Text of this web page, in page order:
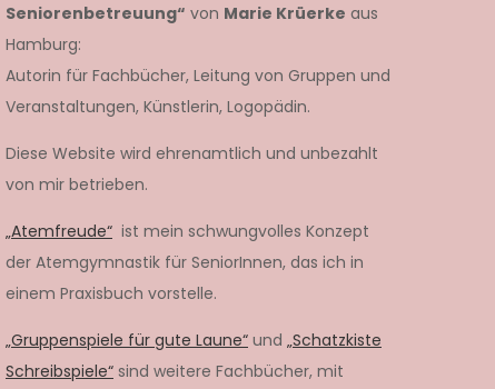
Seniorenbetreuung“ von Marie Krüerke aus
Hamburg:
Autorin für Fachbücher, Leitung von Gruppen und
Veranstaltungen, Künstlerin, Logopädin.
Diese Website wird ehrenamtlich und unbezahlt
von mir betrieben.
„Atemfreude“ ist mein schwungvolles Konzept
der Atemgymnastik für SeniorInnen, das ich in
einem Praxisbuch vorstelle.
„Gruppenspiele für gute Laune“ und „Schatzkiste
Schreibspiele“ sind weitere Fachbücher, mit